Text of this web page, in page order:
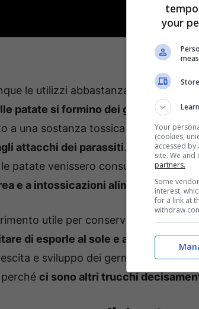
le utilizzi abbastanza spesso, può
patate si formino dei germogli e
a una sostanza tossica presente
attacchi dei parassiti. Nei
patate venissero consumate
e a intossicazioni alimentari.
utile per conservare al meglio
di esporle al sole e all’umidità. Si
e sviluppo dei germogli stessi.
ci sono altri trucchi
your
Your
(cookies,
accessed
site. We
partners.
Some
interest,
for a link at
withdraw